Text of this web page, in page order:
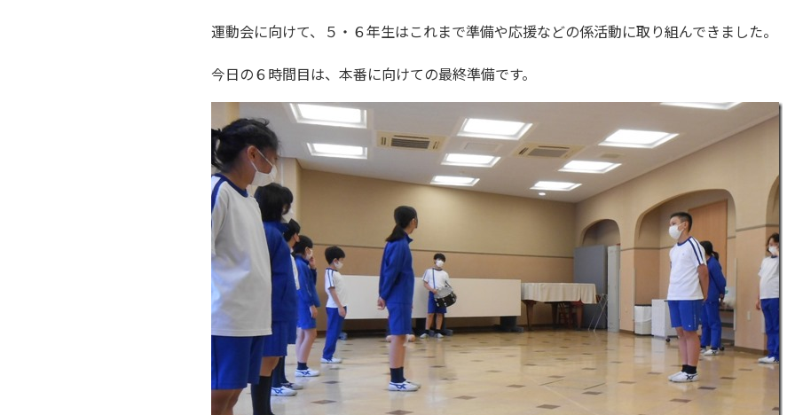
運動会に向けて、５・６年生はこれまで準備や応援などの係活動に取り組んできました。
今日の６時間目は、本番に向けての最終準備です。